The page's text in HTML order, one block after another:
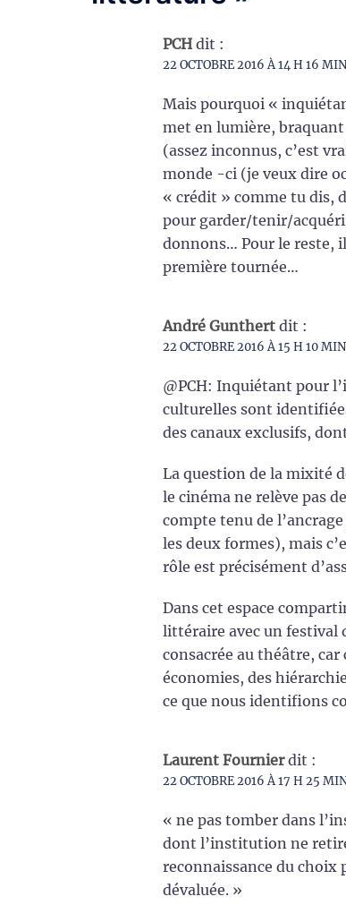
PCH dit :
22 OCTOBRE 2016 À 14 H 16 MIN
Mais pourquoi «
met en lumière, braquant
(assez inconnus, c’est
monde -ci (je veux dire
« crédit » comme tu dis,
pour garder/tenir/
donnons… Pour le reste,
première tournée…
André Gunthert dit :
22 OCTOBRE 2016 À 15 H 10 MIN
@PCH: Inquiétant pour
culturelles sont
des canaux exclusifs,
La question de la mixité
le cinéma ne relève pas
compte tenu de
les deux formes), mais
rôle est précisément
Dans cet espace
littéraire avec un festival
consacrée au théâtre,
économies, des
ce que nous identifions
Laurent Fournier dit :
22 OCTOBRE 2016 À 17 H 25
« ne pas tomber dans
dont l’institution ne
reconnaissance du choix
dévaluée. »